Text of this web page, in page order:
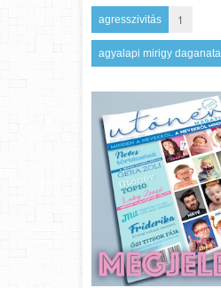
agresszivitás 1
agyalapi mirigy daganata